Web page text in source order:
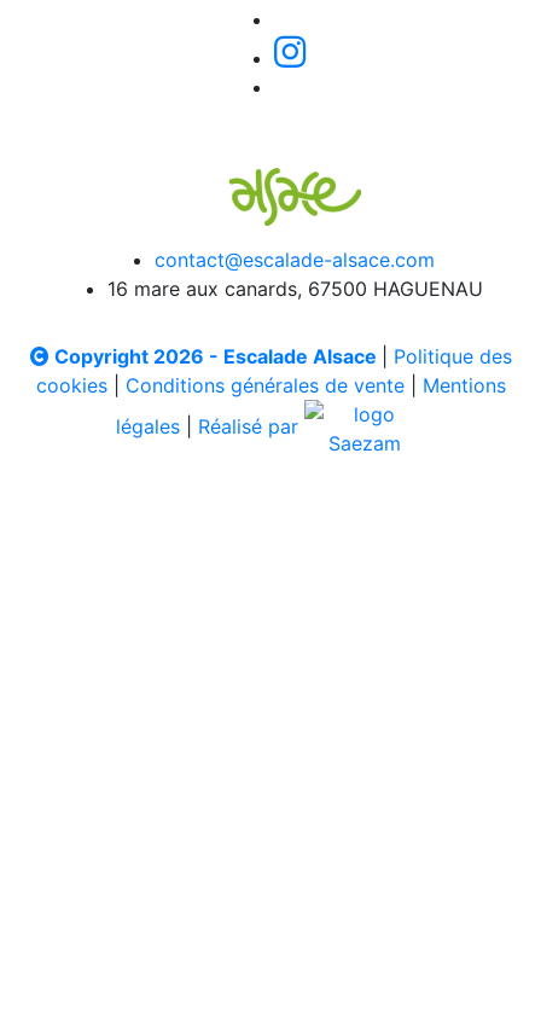
contact@escalade-alsace.com
16 mare aux canards, 67500 HAGUENAU
Copyright 2026 - Escalade Alsace
Politique des
cookies| Conditions générales de vente| Mentions
légales
Réalisé par